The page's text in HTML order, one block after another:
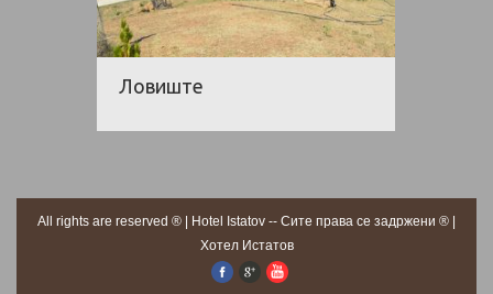
Ловиште
All rights are reserved ® | Hotel Istatov -- Сите права се задржени ® |
Хотел Истатов